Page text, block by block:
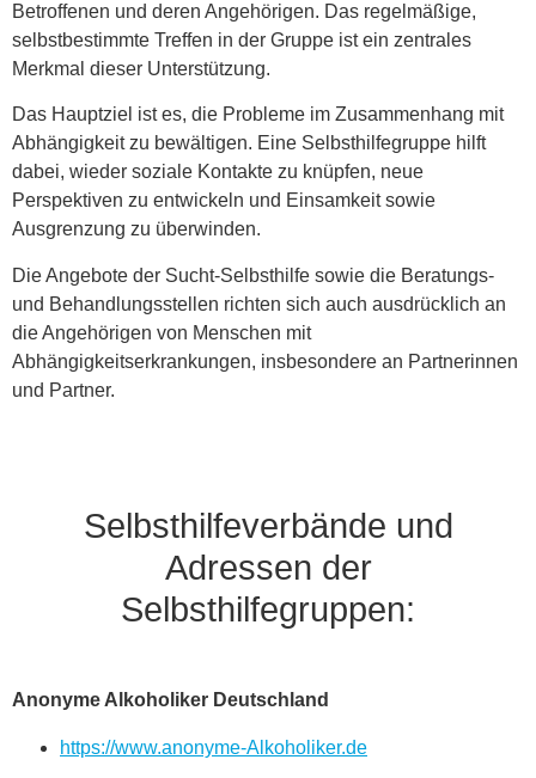
Betroffenen und deren Angehörigen. Das regelmäßige,
selbstbestimmte Treffen in der Gruppe ist ein zentrales
Merkmal dieser Unterstützung.
Das Hauptziel ist es, die Probleme im Zusammenhang mit
Abhängigkeit zu bewältigen. Eine Selbsthilfegruppe hilft
dabei, wieder soziale Kontakte zu knüpfen, neue
Perspektiven zu entwickeln und Einsamkeit sowie
Ausgrenzung zu überwinden.
Die Angebote der Sucht-Selbsthilfe sowie die Beratungs-
und Behandlungsstellen richten sich auch ausdrücklich an
die Angehörigen von Menschen mit
Abhängigkeitserkrankungen, insbesondere an Partnerinnen
und Partner.
Selbsthilfeverbände und
Adressen der
Selbsthilfegruppen:
Anonyme Alkoholiker Deutschland
https://www.anonyme-Alkoholiker.de